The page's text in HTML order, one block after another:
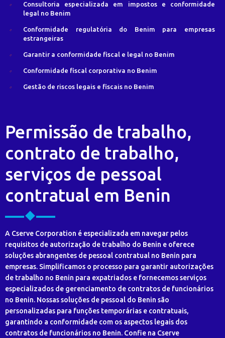
Consultoria especializada em impostos e conformidade
legal no Benim
Conformidade regulatória do Benim para empresas
estrangeiras
Garantir a conformidade fiscal e legal no Benim
Conformidade fiscal corporativa no Benim
Gestão de riscos legais e fiscais no Benim
Permissão de trabalho,
contrato de trabalho,
serviços de pessoal
contratual em Benin
A Cserve Corporation é especializada em navegar pelos
requisitos de autorização de trabalho do Benin e oferece
soluções abrangentes de pessoal contratual no Benin para
empresas. Simplificamos o processo para garantir autorizações
de trabalho no Benin para expatriados e fornecemos serviços
especializados de gerenciamento de contratos de funcionários
no Benin. Nossas soluções de pessoal do Benin são
personalizadas para funções temporárias e contratuais,
garantindo a conformidade com os aspectos legais dos
contratos de funcionários no Benin. Confie na Cserve